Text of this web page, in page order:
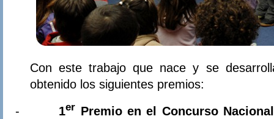
Con este trabajo que nace y se
obtenido los siguientes premios:
-
1er Premio en el Concurso